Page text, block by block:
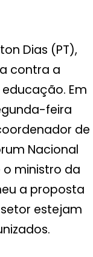
Dias (PT),
contra a
Em
feira
de
Nacional
o ministro da
a proposta
estejam